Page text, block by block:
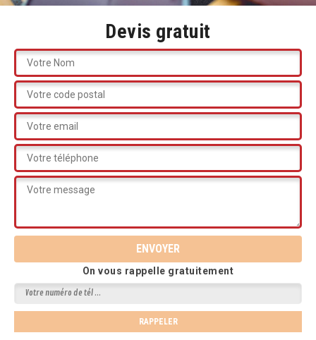
Devis gratuit
On vous rappelle gratuitement